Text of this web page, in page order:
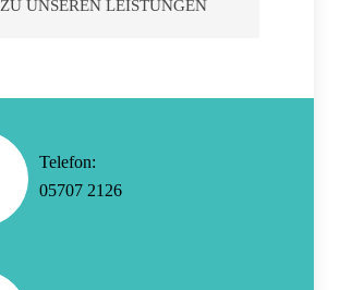
ZU UNSEREN LEISTUNGEN
Telefon:
05707 2126